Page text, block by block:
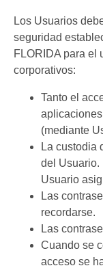
Los Usuarios
seguridad
FLORIDA para el
corporativos:
Tanto el
(mediante
La custodia
del Usuario.
Usuario
Las
recordarse.
Las
Cuando se
acceso se